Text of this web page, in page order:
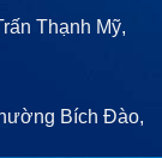
Thạnh Mỹ,
Bích Đào,